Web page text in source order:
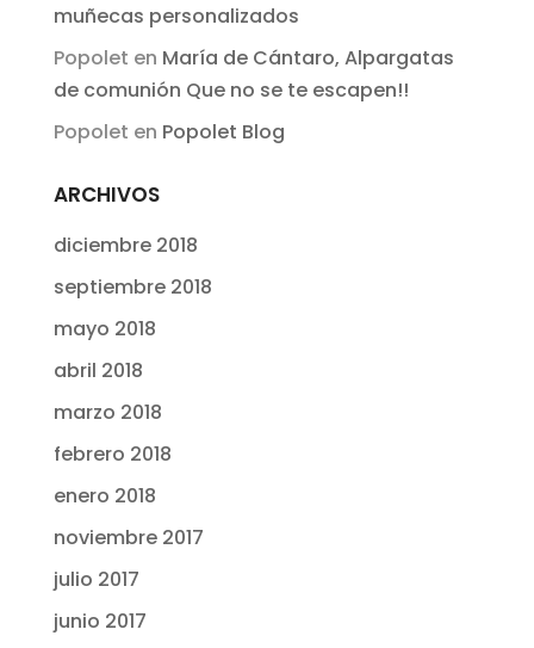
muñecas personalizados
Popolet en María de Cántaro, Alpargatas
de comunión Que no se te escapen!!
Popolet en Popolet Blog
ARCHIVOS
diciembre 2018
septiembre 2018
mayo 2018
abril 2018
marzo 2018
febrero 2018
enero 2018
noviembre 2017
julio 2017
junio 2017